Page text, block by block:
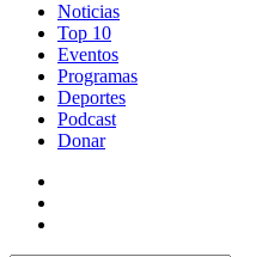
Noticias
Top 10
Eventos
Programas
Deportes
Podcast
Donar